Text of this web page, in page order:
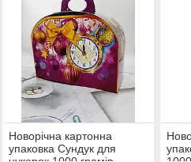
Новорічна картонна
упаковка Сундук для